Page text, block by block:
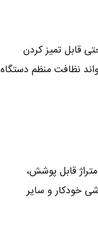
قابل تمیز کردن
نظافت منظم دستگاه
قابل پوشش،
خودکار و سایر